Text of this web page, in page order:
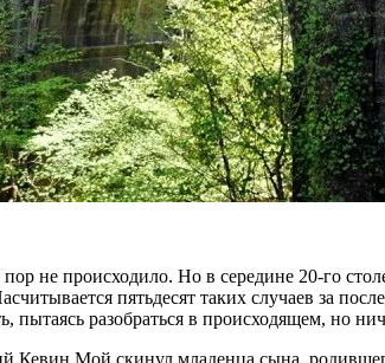
не происходило. Но в середине 20-го
пятьдесят таких случаев за
пытаясь разобраться в происходящем,
Кевин Мой скинул младенца сына,